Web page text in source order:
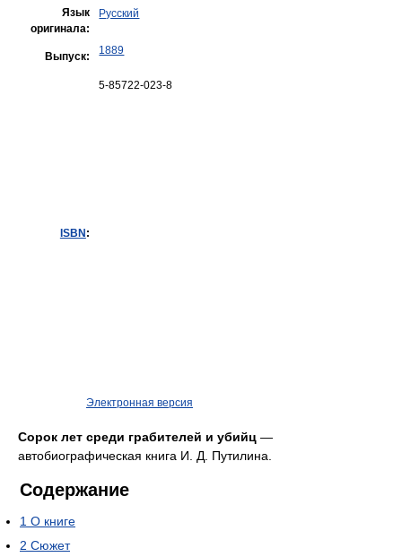
Язык
оригинала:
Русский
Выпуск: 1889
ISBN :
5-85722-023-8
Электронная версия
Сорок лет среди грабителей и убийц —
автобиографическая книга И. Д. Путилина.
Содержание
1 О книге
2 Сюжет